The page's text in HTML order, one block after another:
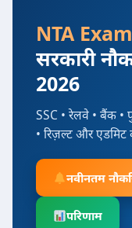
NTA
सरकारी
2026
SSC • रेलवे • बैंक •
• रिज़ल्ट और एडमिट
नवीनतम
परिणाम